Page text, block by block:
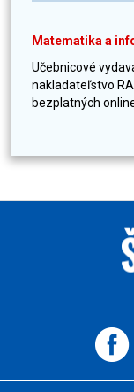
Matematika a
Učebnicové
nakladateľstvo
bezplatných